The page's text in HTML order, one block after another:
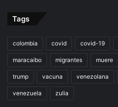
Tags
colombia covid covid-19
maracaibo migrantes muere
trump vacuna venezolana
venezuela zulia